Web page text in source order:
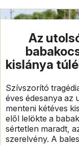
Az
kislánya
Szívszorító
éves édesanya az
menteni kétéves
elől lelökte a
sértetlen maradt,
szerelvény. A